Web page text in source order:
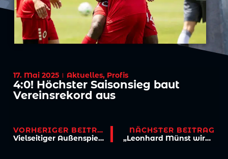
17. Mai 2025 Aktuelles, Profis
4:0! Höchster Saisonsieg baut
Vereinsrekord aus
VORHERIGER BEITRAG
Vielseitiger Außenspieler: Viktoria verpflichtet Marco Pledl
NÄCHSTER BEITRAG
„Leonhard Münst wird Viktorianer – „Passt perfekt zu unserem Spiel“